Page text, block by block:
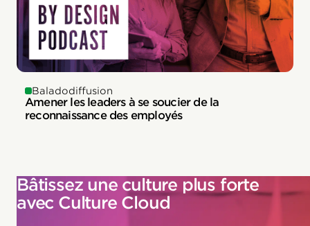
Baladodiffusion
Amener les leaders à se soucier de la
reconnaissance des employés
Bâtissez une culture plus forte
avec Culture Cloud